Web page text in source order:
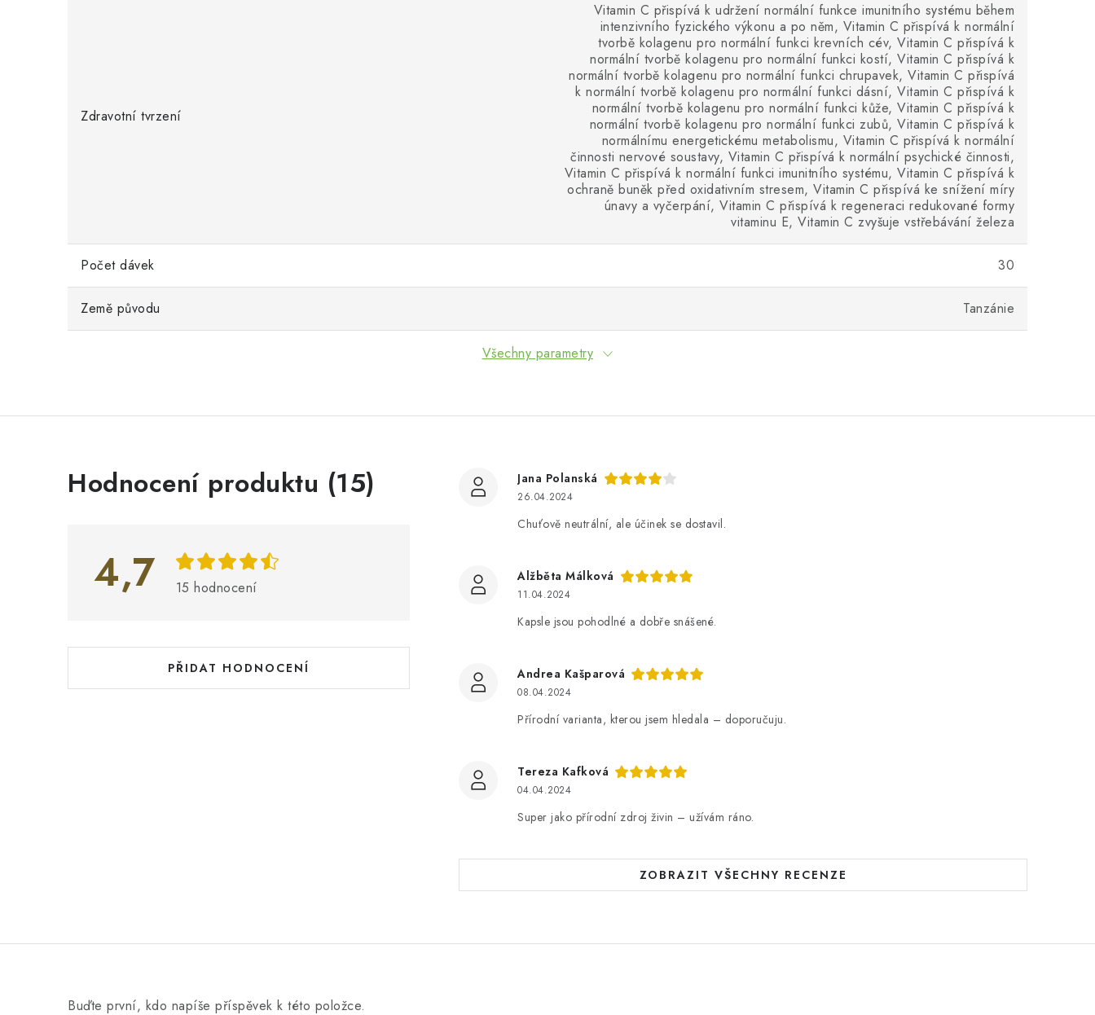
Zdravotní tvrzení
Vitamin C přispívá k udržení normální funkce imunitního systému během
intenzivního fyzického výkonu a po něm, Vitamin C přispívá k normální
tvorbě kolagenu pro normální funkci krevních cév, Vitamin C přispívá k
normální tvorbě kolagenu pro normální funkci kostí, Vitamin C přispívá k
normální tvorbě kolagenu pro normální funkci chrupavek, Vitamin C přispívá
k normální tvorbě kolagenu pro normální funkci dásní, Vitamin C přispívá k
normální tvorbě kolagenu pro normální funkci kůže, Vitamin C přispívá k
normální tvorbě kolagenu pro normální funkci zubů, Vitamin C přispívá k
normálnímu energetickému metabolismu, Vitamin C přispívá k normální
činnosti nervové soustavy, Vitamin C přispívá k normální psychické činnosti,
Vitamin C přispívá k normální funkci imunitního systému, Vitamin C přispívá k
ochraně buněk před oxidativním stresem, Vitamin C přispívá ke snížení míry
únavy a vyčerpání, Vitamin C přispívá k regeneraci redukované formy
vitaminu E, Vitamin C zvyšuje vstřebávání železa
Počet dávek 30
Země původu Tanzánie
Všechny parametry
Hodnocení produktu (15)
4,7 15 hodnocení
PŘIDAT HODNOCENÍ
V
o
n
Jana Polanská
26.04.2024
Chuťově neutrální, ale účinek se dostavil.
Alžběta Málková
11.04.2024
Kapsle jsou pohodlné a dobře snášené.
Andrea Kašparová
08.04.2024
Přírodní varianta, kterou jsem hledala – doporučuju.
Tereza Kafková
04.04.2024
Super jako přírodní zdroj živin – užívám ráno.
ZOBRAZIT VŠECHNY RECENZE
Buďte první, kdo napíše příspěvek k této položce.